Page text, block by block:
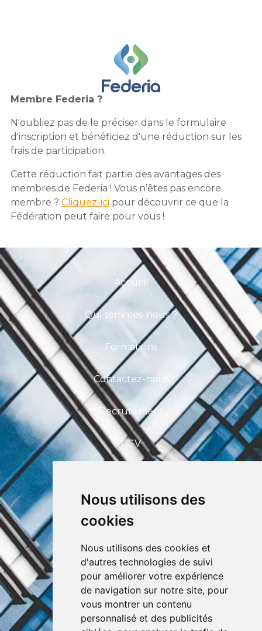
Nous utilisons des
cookies
Nous utilisons des cookies et
d'autres technologies de suivi
pour améliorer votre expérience
de navigation sur notre site, pour
vous montrer un contenu
personnalisé et des publicités
Membre Federia ?
N'oubliez pas de le préciser dans le formulaire
d'inscription et bénéficiez d'une réduction sur les
frais de participation.
Cette réduction fait partie des avantages des
membres de Federia ! Vous n’êtes pas encore
membre ? Cliquez-ici pour découvrir ce que la
Fédération peut faire pour vous !
Accueil
Qui sommes-nous ?
Formations
Contactez-nous
Recrutement
CGV
CEFIM ASBL
Avenue Pasteur 6, 1300 Wavre
info@cefim.be
BCE 0562.870.808